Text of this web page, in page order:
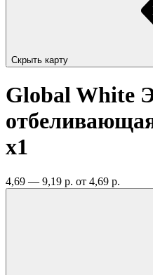
Скрыть карту
Global White
x1
4,69 — 9,19 р. от 4,69 р.